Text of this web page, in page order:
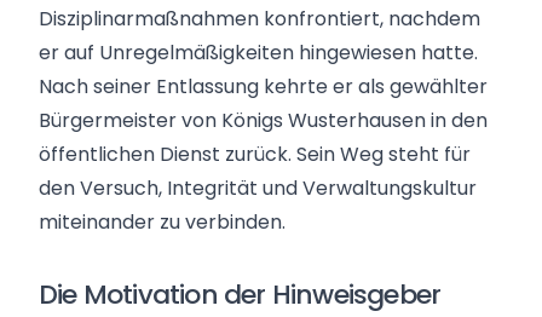
Disziplinarmaßnahmen konfrontiert, nachdem
er auf Unregelmäßigkeiten hingewiesen hatte.
Nach seiner Entlassung kehrte er als gewählter
Bürgermeister von Königs Wusterhausen in den
öffentlichen Dienst zurück. Sein Weg steht für
den Versuch, Integrität und Verwaltungskultur
miteinander zu verbinden.
Die Motivation der Hinweisgeber